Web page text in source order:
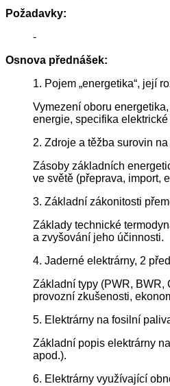
Požadavky:
-
Osnova přednášek:
1. Pojem „energetika“, její
Vymezení oboru
energie, specifika elektrické
2. Zdroje a těžba surovin
Zásoby základních
ve světě (přeprava, import,
3. Základní zákonitosti
Základy technické
a zvyšování jeho účinnosti.
4. Jaderné elektrárny, 2
Základní typy (PWR, BWR,
provozní zkušenosti,
5. Elektrárny na fosilní
Základní popis elektrárny
apod.).
6. Elektrárny využívající